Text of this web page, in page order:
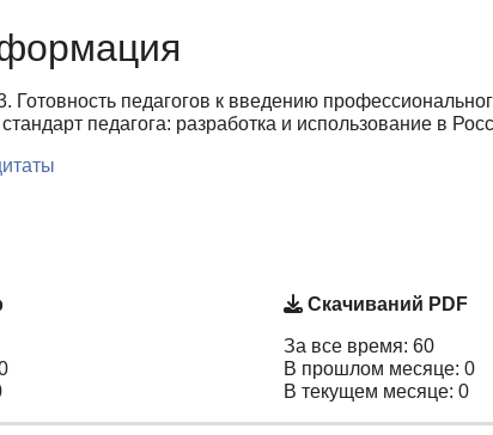
Готовность педагогов к введению
педагога: разработка и использование в
Скачиваний PDF
За все время: 60
В прошлом месяце: 0
В текущем месяце: 0